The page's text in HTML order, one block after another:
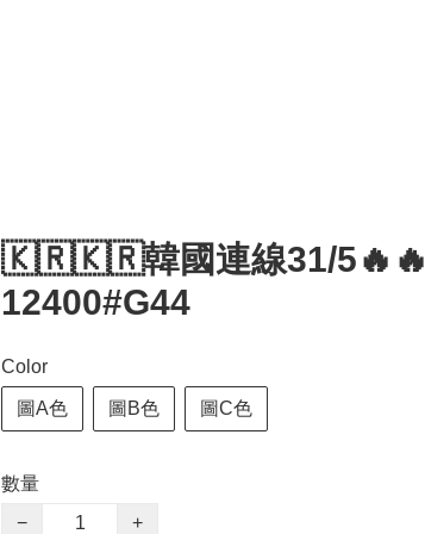
🇰🇷🇰🇷韓國連線31/5🔥🔥
12400#G44
Color
圖A色 圖B色 圖C色
數量
−
+